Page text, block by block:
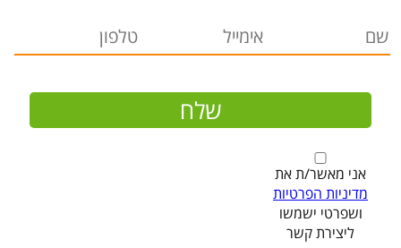
אני מאשר/ת את
מדיניות הפרטיות
ושפרטי ישמשו
ליצירת קשר